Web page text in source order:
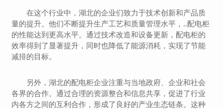
在这个行业中，湖北的企业们致力于技术创新和产品质
量的提升。他们不断提升生产工艺和质量管理水平，..配电柜
的性能达到更高水平。通过技术改造和设备更新，配电柜的
效率得到了显著提升，同时也降低了能源消耗，实现了节能
减排的目标。
另外，湖北的配电柜企业注重与当地政府、企业和社会
各界的合作。通过合理的资源整合和信息共享，促进了行业
内各方之间的互利合作，形成了良好的产业生态链条。这种